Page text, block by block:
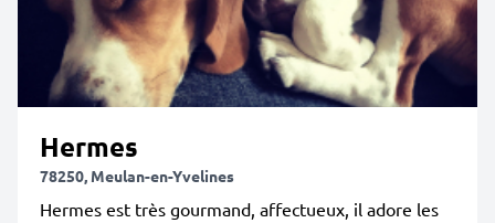
Hermes
78250, Meulan-en-Yvelines
Hermes est très gourmand, affectueux, il adore les